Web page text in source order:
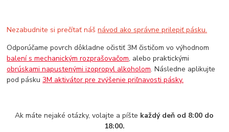
Nezabudnite si prečítať nášnávod ako správne prilepiť pásku.
Odporúčame povrch dôkladne očistiť 3M čističom vo výhodnom
balení s mechanickým rozprašovačom, alebo praktickými
obrúskami napustenými izopropyl alkoholom. Následne aplikujte
pod pásku3M aktivátor pre zvýšenie priľnavosti pásky.
Ak máte nejaké otázky, volajte a píšte každý deň od 8:00 do
18:00.